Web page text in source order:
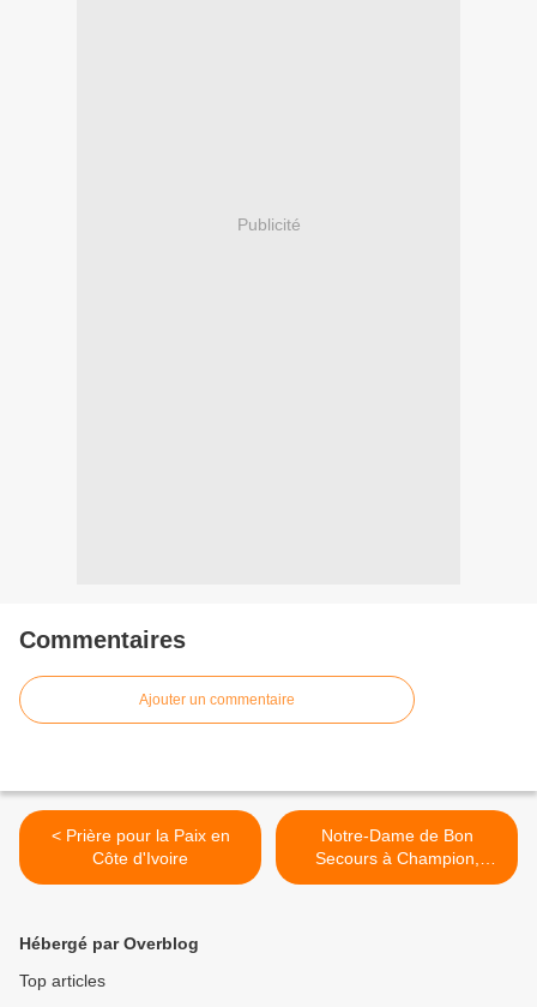
Publicité
Commentaires
Ajouter un commentaire
< Prière pour la Paix en
Côte d'Ivoire
Notre-Dame de Bon
Secours à Champion,
Wisconsin (USA) >
Hébergé par Overblog
Top articles